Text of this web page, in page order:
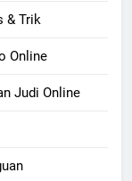
& Trik
Online
Judi Online